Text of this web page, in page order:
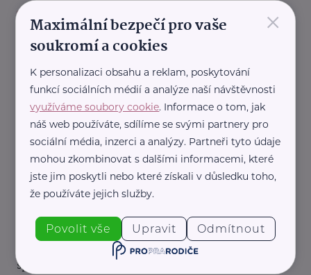
Preventivní opatření, která platí pro
onemocnění , platí i pro aterosklerózu (nebo obecně
arteriosklerózu). Čím dříve začnete tato preventivní
opatření dodržovat, tím dříve budete ušetřeni následků
aterosklerózy.
Na koho se mohu obrátit?
Diagnostikou a léčbou aterosklerózy se zabývají
specialisté na vnitřní lékařství. Pokud však máte pocit,
že by se vás toto onemocnění mohlo týkat, obraťte se
nejprve na svého praktického lékaře. Ten provede
základní vyšetření a v případě potřeby vás odešle ke
specialistovi.
×
Maximální bezpečí pro vaše
soukromí a cookies
K personalizaci obsahu a reklam, poskytování
funkcí sociálních médií a analýze naší návštěvnosti
využíváme soubory cookie. Informace o tom, jak
náš web používáte, sdílíme se svými partnery pro
sociální média, inzerci a analýzy. Partneři tyto údaje
mohou zkombinovat s dalšími informacemi, které
jste jim poskytli nebo které získali v důsledku toho,
že používáte jejich služby.
Povolit vše Upravit Odmítnout